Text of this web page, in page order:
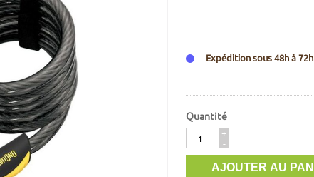
Expédition sous 48h à 72h
Quantité
Quantité
+
-